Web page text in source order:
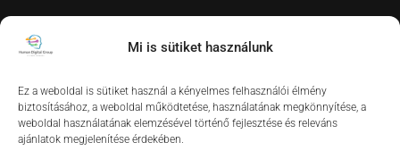
Mi is sütiket használunk
Ez a weboldal is sütiket használ a kényelmes felhasználói élmény
biztosításához, a weboldal működtetése, használatának megkönnyítése, a
weboldal használatának elemzésével történő fejlesztése és releváns
ajánlatok megjelenítése érdekében.